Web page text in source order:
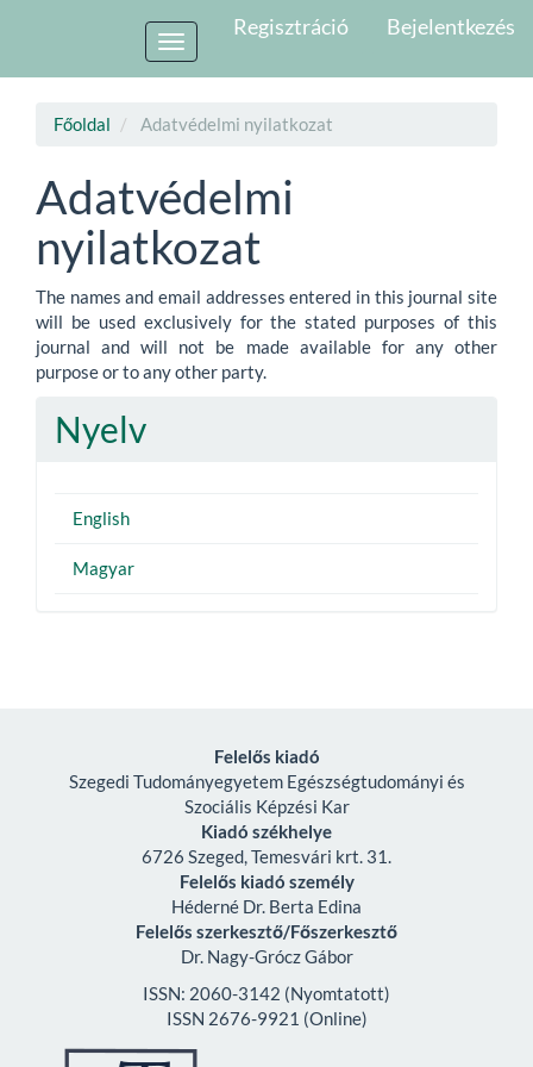
##plugins.themes.bootstrap3.accessible_menu.sidebar##
Regisztráció Bejelentkezés
Toggle
navigation
Főoldal Adatvédelmi nyilatkozat
Adatvédelmi
nyilatkozat
The names and email addresses entered in this journal site
will be used exclusively for the stated purposes of this
journal and will not be made available for any other
purpose or to any other party.
Nyelv
English
Magyar
Felelős kiadó
Szegedi Tudományegyetem Egészségtudományi és
Szociális Képzési Kar
Kiadó székhelye
6726 Szeged, Temesvári krt. 31.
Felelős kiadó személy
Héderné Dr. Berta Edina
Felelős szerkesztő/Főszerkesztő
Dr. Nagy-Grócz Gábor
ISSN: 2060-3142 (Nyomtatott)
ISSN 2676-9921 (Online)